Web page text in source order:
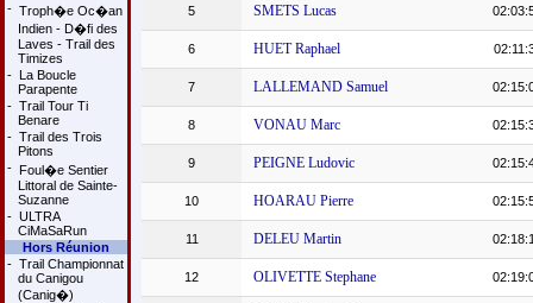
- Troph�e Oc�an
Indien - D�fi des
Laves - Trail des
Timizes
- La Boucle
Parapente
- Trail Tour Ti
Benare
- Trail des Trois
Pitons
- Foul�e Sentier
Littoral de Sainte-
Suzanne
- ULTRA
CiMaSaRun
Hors Réunion
- Trail Championnat
du Canigou
(Canig�)
5 SMETS Lucas
6 HUET Raphael
7 LALLEMAND Samuel
8 VONAU Marc
9 PEIGNE Ludovic
10 HOARAU Pierre
11 DELEU Martin
12 OLIVETTE Stephane